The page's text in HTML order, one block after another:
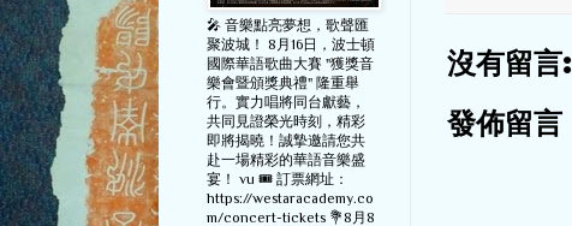
沒有留言:
發佈留言
🎤 音樂點亮夢想，歌聲匯
聚波城！ 8月16日，波士頓
國際華語歌曲大賽 "獲獎音
樂會暨頒獎典禮" 隆重舉
行。實力唱將同台獻藝，
共同見證榮光時刻，精彩
即將揭曉！誠摯邀請您共
赴一場精彩的華語音樂盛
宴！ vu 🎟️ 訂票網址：
https://westaracademy.co
m/concert-tickets 💐8月8